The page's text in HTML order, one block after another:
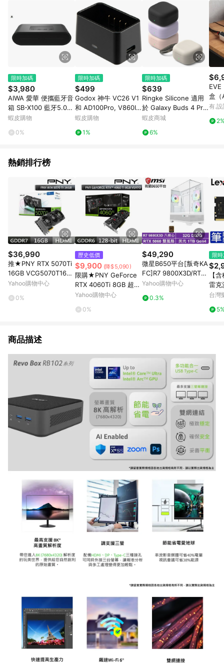
限時加碼
$3,980
AIWA 愛華 便攜藍牙音
箱 SB-X100 藍牙5.0版
本
蝦皮購物
0%
限時加碼
$499
Godox 神牛 VC26 V1
和 AD100Pro, V860III
閃光燈鋰電池通用充電
蝦皮購物
1%
限時加碼
$639
Ringke Silicone 適用
於 Galaxy Buds 4 Pro
/ Buds 4 色彩繽紛 輕
蝦皮商城
6%
EVE
盒
OS）
有.
熱銷排行榜
$36,990
推★PNY RTX 5070Ti
16GB VCG5070T16TF
XPB1-O 顯示卡 RTX 5
Yahoo購物中心
0%
歷史低價
$9,900 (降$5,090)
限購★PNY GeForce
RTX 4060Ti 8GB 超頻
雙風扇 VERTO款 VCG
示卡RTX4060Ti
Yahoo購物中心
0%
$49,290
微星B650平台[叛奇KA
FC]R7 9800X3D/RTX
5060/32G/1TB_SSD
Yahoo購物中心
0.3%
限
【
雷克
GB
M
台灣
商品描述